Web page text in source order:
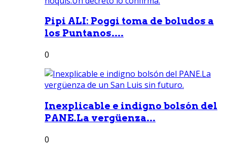
Pipi ALI: Poggi toma de boludos a
los Puntanos....
0
Inexplicable e indigno bolsón del
PANE.La vergüenza...
0